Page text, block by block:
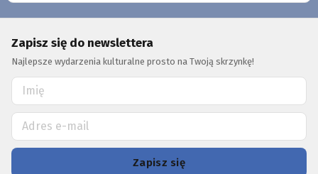
Zapisz się do newslettera
Najlepsze wydarzenia kulturalne prosto na Twoją skrzynkę!
Zapisz się